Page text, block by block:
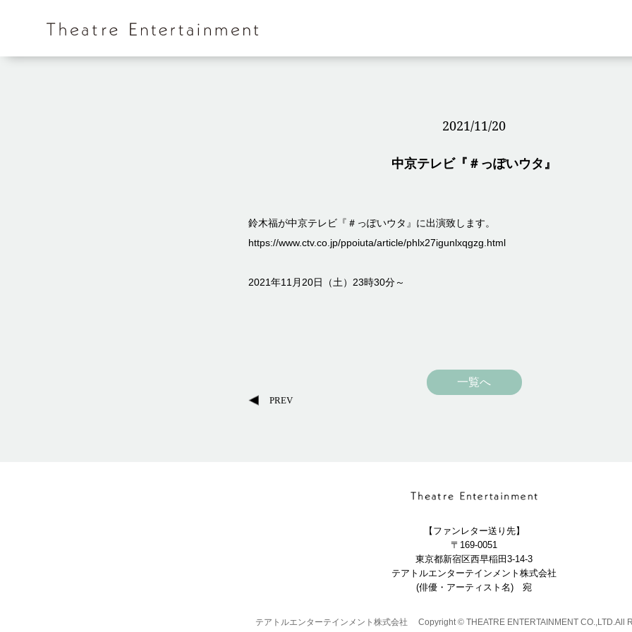
2021/11/20
中京テレビ『＃っぽいウタ』
鈴木福が中京テレビ『＃っぽいウタ』に出演致します。
https://www.ctv.co.jp/ppoiuta/article/phlx27igunlxqgzg.html
2021年11月20日（土）23時30分～
一覧へ
PREV
【ファンレター送り先】
〒169-0051
東京都新宿区西早稲田3-14-3
テアトルエンターテインメント株式会社
(俳優・アーティスト名) 宛
テアトルエンターテインメント株式会社 Copyright © THEATRE ENTERTAINMENT CO.,LTD.All